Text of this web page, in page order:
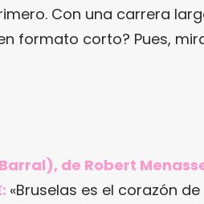
Con una carrera
formato corto? Pues,
de Robert
«Bruselas es el corazón de